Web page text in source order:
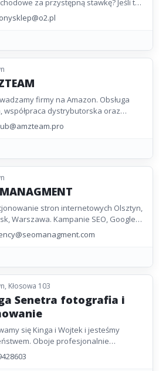
za przystępną stawkę? Jeśli tak
wahania zapoznaj się z propozycją,
firmy na Amazon. Obsługa
współpraca dystrybutorska oraz
stron internetowych Olsztyn,
Warszawa. Kampanie SEO, Google
Marketing.
Kłosowa 103
Senetra fotografia i
się Kinga i Wojtek i jesteśmy
Oboje profesjonalnie
się fotografią i kamerowaniem.
Kinga pojawia...